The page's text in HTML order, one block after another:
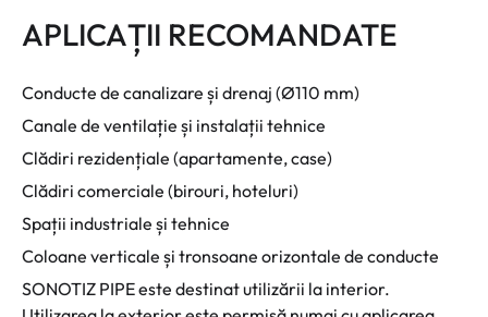
APLICAȚII RECOMANDATE
Conducte de canalizare și drenaj (Ø110 mm)
Canale de ventilație și instalații tehnice
Clădiri rezidențiale (apartamente, case)
Clădiri comerciale (birouri, hoteluri)
Spații industriale și tehnice
Coloane verticale și tronsoane orizontale de conducte
SONOTIZ PIPE este destinat utilizării la interior.